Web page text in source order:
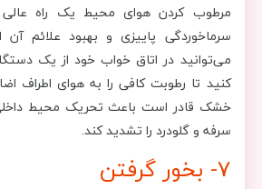
مرطوب کردن هوای محیط یک راه عالی
سرماخوردگی پاییزی و بهبود علائم
می‌توانید در اتاق خواب خود از یک
کنید تا رطوبت کافی را به هوای اطراف
خشک قادر است باعث تحریک محیط
سرفه و گلودرد را تشدید کند.
7- بخور گرفتن